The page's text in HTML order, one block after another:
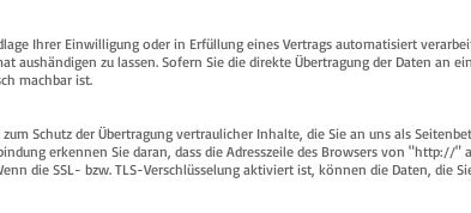
Ihrer Einwilligung oder in Erfüllung eines Vertrags automatisiert
aushändigen zu lassen. Sofern Sie die direkte Übertragung der Daten an
machbar ist.
Schutz der Übertragung vertraulicher Inhalte, die Sie an uns als
erkennen Sie daran, dass die Adresszeile des Browsers von
die SSL- bzw. TLS-Verschlüsselung aktiviert ist, können die Daten, die